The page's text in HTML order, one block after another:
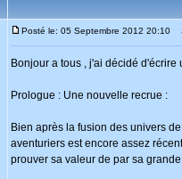
Posté le: 05 Septembre 2012 20:10
Bonjour a tous , j'ai décidé
Prologue : Une nouvelle recrue :
Bien après la fusion des univers
aventuriers est encore assez
prouver sa valeur de par sa